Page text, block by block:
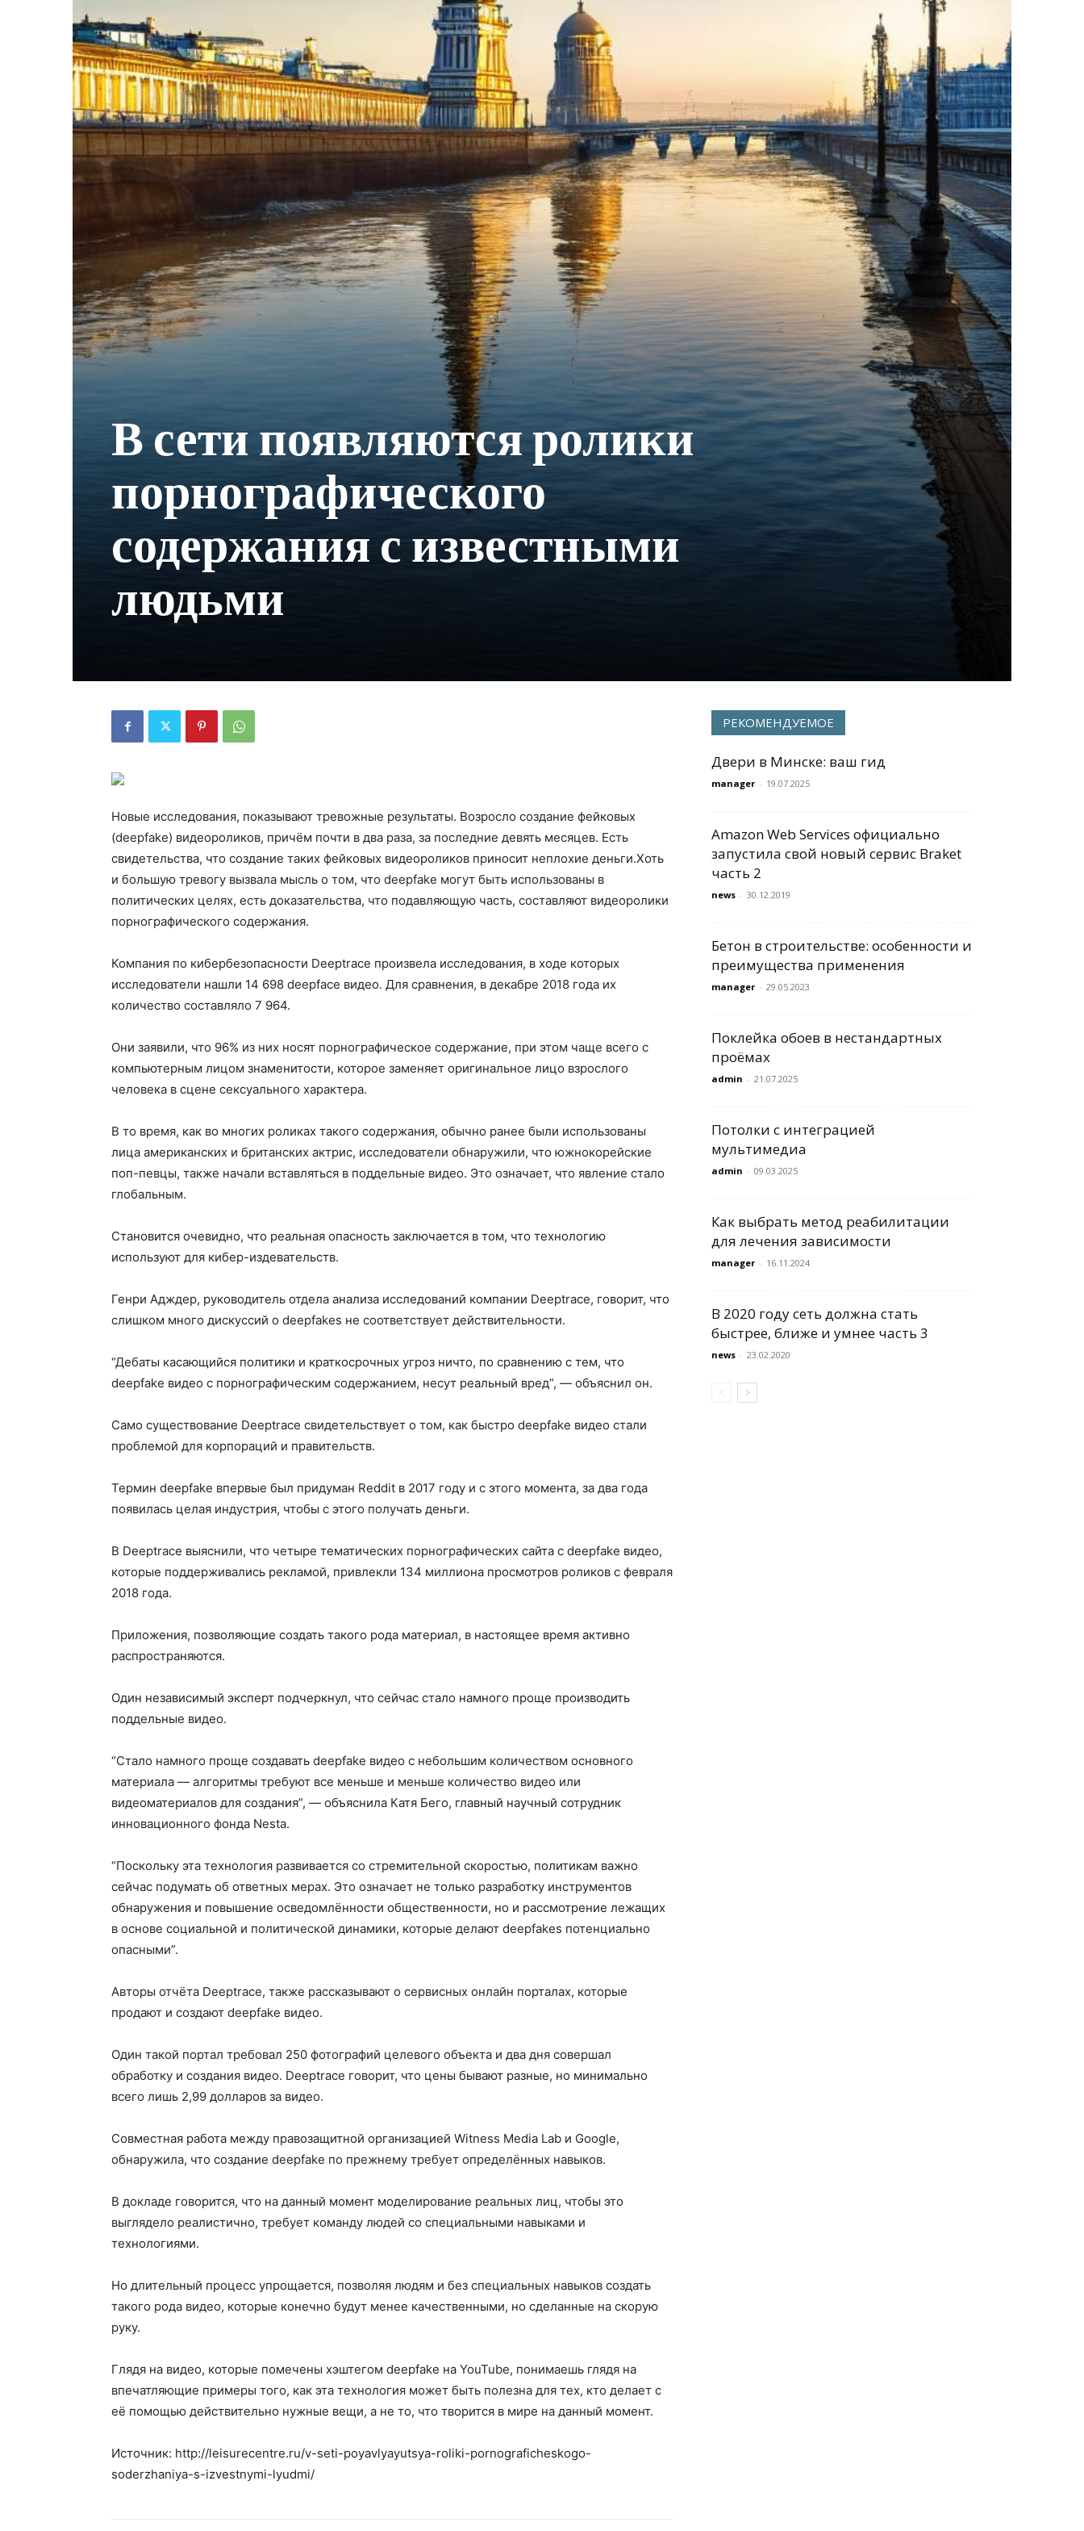
В сети появляются ролики
порнографического
содержания с известными
людьми
Новые исследования, показывают тревожные результаты. Возросло создание фейковых
(deepfake) видеороликов, причём почти в два раза, за последние девять месяцев. Есть
свидетельства, что создание таких фейковых видеороликов приносит неплохие деньги.Хоть
и большую тревогу вызвала мысль о том, что deepfake могут быть использованы в
политических целях, есть доказательства, что подавляющую часть, составляют видеоролики
порнографического содержания.
Компания по кибербезопасности Deeptrace произвела исследования, в ходе которых
исследователи нашли 14 698 deepface видео. Для сравнения, в декабре 2018 года их
количество составляло 7 964.
Они заявили, что 96% из них носят порнографическое содержание, при этом чаще всего с
компьютерным лицом знаменитости, которое заменяет оригинальное лицо взрослого
человека в сцене сексуального характера.
В то время, как во многих роликах такого содержания, обычно ранее были использованы
лица американских и британских актрис, исследователи обнаружили, что южнокорейские
поп-певцы, также начали вставляться в поддельные видео. Это означает, что явление стало
глобальным.
Становится очевидно, что реальная опасность заключается в том, что технологию
используют для кибер-издевательств.
Генри Адждер, руководитель отдела анализа исследований компании Deeptrace, говорит, что
слишком много дискуссий о deepfakes не соответствует действительности.
“Дебаты касающийся политики и краткосрочных угроз ничто, по сравнению с тем, что
deepfake видео с порнографическим содержанием, несут реальный вред”, — объяснил он.
Само существование Deeptrace свидетельствует о том, как быстро deepfake видео стали
проблемой для корпораций и правительств.
Термин deepfake впервые был придуман Reddit в 2017 году и с этого момента, за два года
появилась целая индустрия, чтобы с этого получать деньги.
В Deeptrace выяснили, что четыре тематических порнографических сайта с deepfake видео,
которые поддерживались рекламой, привлекли 134 миллиона просмотров роликов с февраля
2018 года.
Приложения, позволяющие создать такого рода материал, в настоящее время активно
распространяются.
Один независимый эксперт подчеркнул, что сейчас стало намного проще производить
поддельные видео.
“Стало намного проще создавать deepfake видео с небольшим количеством основного
материала — алгоритмы требуют все меньше и меньше количество видео или
видеоматериалов для создания”, — объяснила Катя Бего, главный научный сотрудник
инновационного фонда Nesta.
“Поскольку эта технология развивается со стремительной скоростью, политикам важно
сейчас подумать об ответных мерах. Это означает не только разработку инструментов
обнаружения и повышение осведомлённости общественности, но и рассмотрение лежащих
в основе социальной и политической динамики, которые делают deepfakes потенциально
опасными”.
Авторы отчёта Deeptrace, также рассказывают о сервисных онлайн порталах, которые
продают и создают deepfake видео.
Один такой портал требовал 250 фотографий целевого объекта и два дня совершал
обработку и создания видео. Deeptrace говорит, что цены бывают разные, но минимально
всего лишь 2,99 долларов за видео.
Совместная работа между правозащитной организацией Witness Media Lab и Google,
обнаружила, что создание deepfake по прежнему требует определённых навыков.
В докладе говорится, что на данный момент моделирование реальных лиц, чтобы это
выглядело реалистично, требует команду людей со специальными навыками и
технологиями.
Но длительный процесс упрощается, позволяя людям и без специальных навыков создать
такого рода видео, которые конечно будут менее качественными, но сделанные на скорую
руку.
Глядя на видео, которые помечены хэштегом deepfake на YouTube, понимаешь глядя на
впечатляющие примеры того, как эта технология может быть полезна для тех, кто делает с
её помощью действительно нужные вещи, а не то, что творится в мире на данный момент.
Источник: http://leisurecentre.ru/v-seti-poyavlyayutsya-roliki-pornograficheskogo-
soderzhaniya-s-izvestnymi-lyudmi/
РЕКОМЕНДУЕМОЕ
Двери в Минске: ваш гид
manager - 19.07.2025
Amazon Web Services официально
запустила свой новый сервис Braket
часть 2
news - 30.12.2019
Бетон в строительстве: особенности и
преимущества применения
manager - 29.05.2023
Поклейка обоев в нестандартных
проёмах
admin - 21.07.2025
Потолки с интеграцией
мультимедиа
admin - 09.03.2025
Как выбрать метод реабилитации
для лечения зависимости
manager - 16.11.2024
В 2020 году сеть должна стать
быстрее, ближе и умнее часть 3
news - 23.02.2020